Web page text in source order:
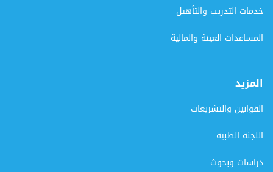
خدمات التدريب والتأهيل
المساعدات العينة والمالية
المزيد
القوانين والتشريعات
اللجنة الطبية
دراسات وبحوث